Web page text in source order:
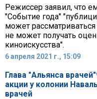
Режиссер заявил, что
"Событие года"
может
не может получать
киноискусства".
6 апреля 2021 г., 15:09
Глава "Альянса
акции у колонии
врачей